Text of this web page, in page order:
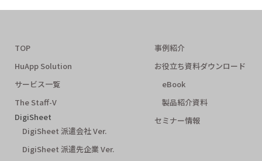
TOP
HuApp Solution
サービス一覧
The Staff-V
DigiSheet
DigiSheet 派遣会社 Ver.
DigiSheet 派遣先企業 Ver.
事例紹介
お役立ち資料ダウンロード
eBook
製品紹介資料
セミナー情報